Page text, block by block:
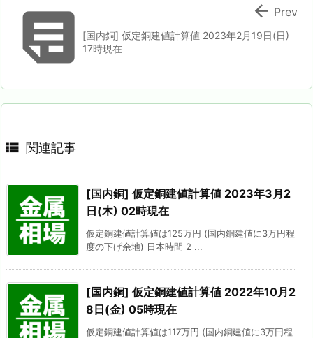
[国内銅] 仮定銅建値計算値 2023年2月19日(日)
17時現在
 Prev
 関連記事
[国内銅] 仮定銅建値計算値 2023年3月2
日(木) 02時現在
仮定銅建値計算値は125万円 (国内銅建値に3万円程
度の下げ余地) 日本時間 2 ...
[国内銅] 仮定銅建値計算値 2022年10月2
8日(金) 05時現在
仮定銅建値計算値は117万円 (国内銅建値に3万円程